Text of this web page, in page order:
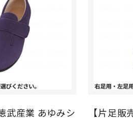
武産業 あゆみシ
【片足